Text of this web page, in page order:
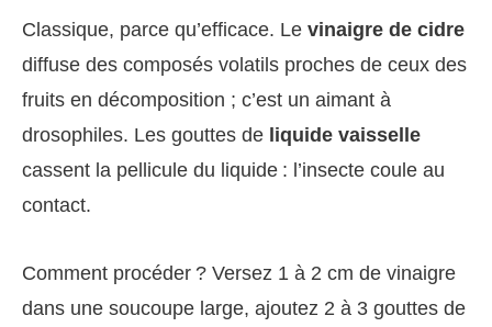
Classique, parce qu’efficace. Le vinaigre de cidre
diffuse des composés volatils proches de ceux des
fruits en décomposition ; c’est un aimant à
drosophiles. Les gouttes de liquide vaisselle
cassent la pellicule du liquide : l’insecte coule au
contact.
Comment procéder ? Versez 1 à 2 cm de vinaigre
dans une soucoupe large, ajoutez 2 à 3 gouttes de